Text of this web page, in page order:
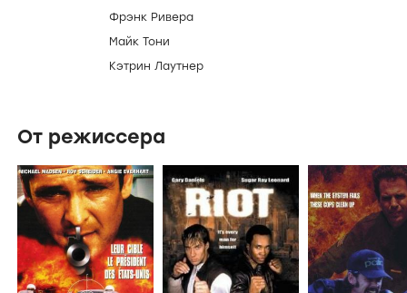
Фрэнк Ривера
Майк Тони
Кэтрин Лаутнер
От режиссера